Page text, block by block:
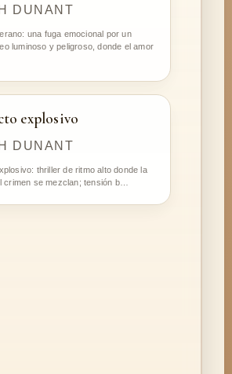
DUNANT
una fuga emocional por un
luminoso y peligroso, donde el amor
explosivo
DUNANT
thriller de ritmo alto donde la
crimen se mezclan; tensión b…